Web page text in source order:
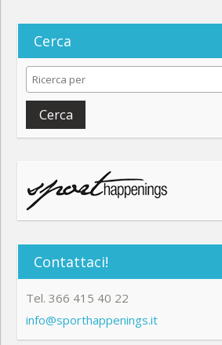
Cerca
Cerca
Contattaci!
Tel. 366 415 40 22
info@sporthappenings.it